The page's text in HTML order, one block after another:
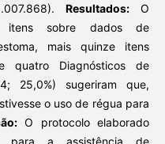
Resultados: O
itens sobre dados de
mais quinze itens
quatro Diagnósticos de
25,0%) sugeriram que,
o uso de régua para
O protocolo elaborado
para a assistência de